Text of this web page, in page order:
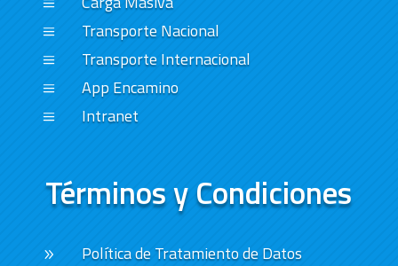
a
a Transporte Nacional
a Transporte Internacional
a App Encamino
a Intranet
Términos y Condiciones
9 Política de Tratamiento de Datos